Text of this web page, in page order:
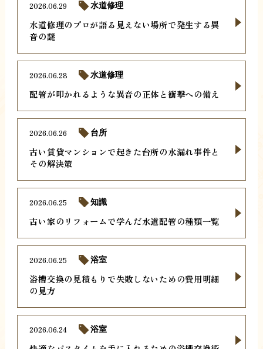
水道修理のプロが語る見えない場所で発生する異
音の謎
2026.06.29 水道修理
配管が叩かれるような異音の正体と衝撃への備え
2026.06.28 水道修理
古い賃貸マンションで起きた台所の水漏れ事件と
その解決策
2026.06.26 台所
古い家のリフォームで学んだ水道配管の種類一覧
2026.06.25 知識
浴槽交換の見積もりで失敗しないための費用明細
の見方
2026.06.25 浴室
2026.06.24 浴室